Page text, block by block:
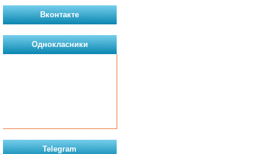
Вконтакте
Однокласники
Telegram